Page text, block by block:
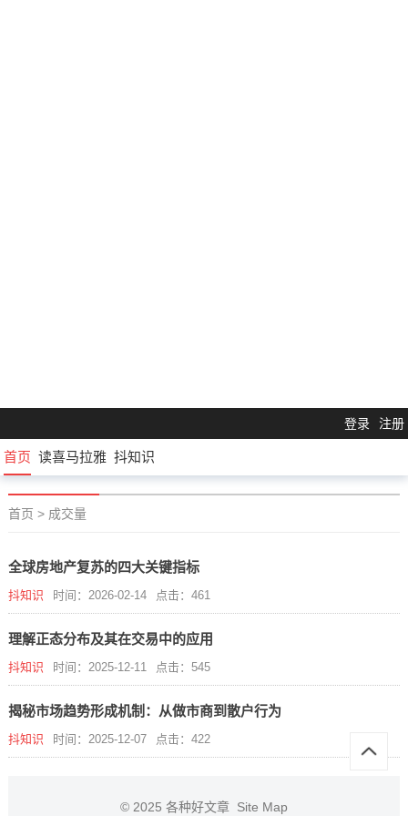
登录 注册
首页 读喜马拉雅 抖知识
首页 > 成交量
全球房地产复苏的四大关键指标
抖知识 时间：2026-02-14 点击：461
理解正态分布及其在交易中的应用
抖知识 时间：2025-12-11 点击：545
揭秘市场趋势形成机制：从做市商到散户行为
抖知识 时间：2025-12-07 点击：422
© 2025 各种好文章 Site Map